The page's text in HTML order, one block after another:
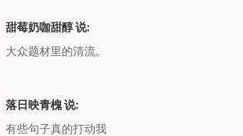
甜莓奶咖甜醇 说:
大众题材里的清流。
落日映青槐 说:
有些句子真的打动我